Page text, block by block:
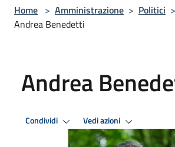
Home > Amministrazione > Politici >
Andrea Benedetti
Andrea
Condividi Vedi azioni